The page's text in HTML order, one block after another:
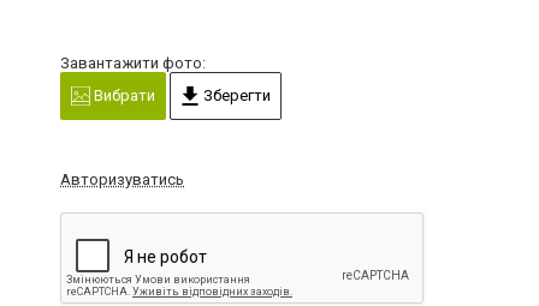
Завантажити фото:
Вибрати
Зберегти
Авторизуватись